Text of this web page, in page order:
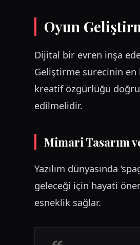
Oyun
Dijital bir evren inşa
Geliştirme sürecinin en
kreatif özgürlüğü
edilmelidir.
Mimari Tasarım
Yazılım dünyasında
geleceği için hayati
esneklik sağlar.